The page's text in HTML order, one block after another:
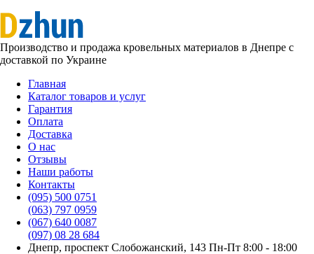
Производство и продажа кровельных материалов в Днепре с
доставкой по Украине
Главная
Каталог товаров и услуг
Гарантия
Оплата
Доставка
О нас
Отзывы
Наши работы
Контакты
(095) 500 0751
(063) 797 0959
‎(067) 640 0087
(097) 08 28 684
Днепр, проспект Слобожанский, 143 Пн-Пт 8:00 - 18:00